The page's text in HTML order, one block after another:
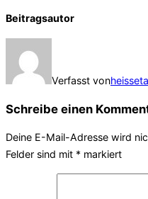
Beitragsautor
Verfasst von
Schreibe einen
Deine E-Mail-Adresse wird
Felder sind mit * markiert